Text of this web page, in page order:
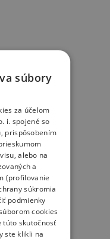
Detské
súbory
za účelom
i. spojené so
prispôsobením
alebo na
a
(profilovanie
súkromia
podmienky
cookies
túto skutočnosť
ste klikli na